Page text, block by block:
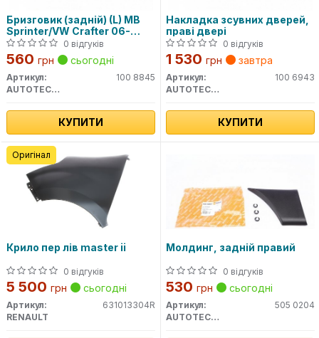
Бризговик (задній) (L) MB
Sprinter/VW Crafter 06-
(однокатковий)
0 відгуків
560 грн сьогодні
Артикул:
100 8845
AUTOTECHTEILE
КУПИТИ
Накладка зсувних дверей,
праві двері
0 відгуків
1 530 грн завтра
Артикул:
100 6943
AUTOTECHTEILE
КУПИТИ
Крило пер лів master ii
0 відгуків
5 500 грн сьогодні
Артикул:
631013304R
RENAULT
Оригінал
Молдинг, задній правий
0 відгуків
530 грн сьогодні
Артикул:
505 0204
AUTOTECHTEILE